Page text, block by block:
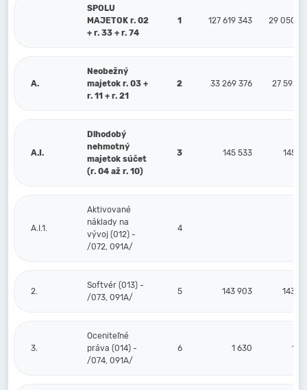
SPOLU
MAJETOK r. 02
+ r. 33 + r. 74
1 127 619 343 29 050
A.
Neobežný
majetok r. 03 +
r. 11 + r. 21
2 33 269 376 27 593
A.I.
Dlhodobý
nehmotný
majetok súčet
(r. 04 až r. 10)
3 145 533 145
A.I.1.
Aktivované
náklady na
vývoj (012) -
/072, 091A/
4
2.
Softvér (013) -
/073, 091A/
5 143 903 143
3.
Oceniteľné
práva (014) -
/074, 091A/
6 1 630 1